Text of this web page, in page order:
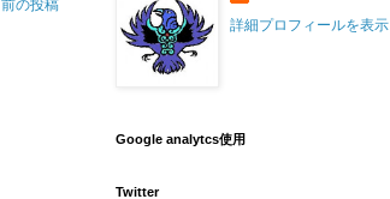
前の投稿
詳細プロフィールを表示
Google analytcs使用
Twitter